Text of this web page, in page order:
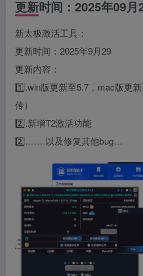
更新时间：2025年09月
新太极激活工具：
更新时间：2025年9月29
更新内容：
1️⃣.win版更新至5.7，mac版更
传）
2️⃣.新增T2激活功能
2️⃣.……以及修复其他bug…